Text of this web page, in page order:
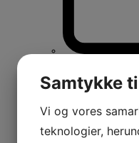
Samtykke
Vi og vores
teknologier,